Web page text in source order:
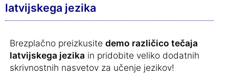
latvijskega jezika
Brezplačno preizkusite demo različico tečaja
latvijskega jezika in pridobite veliko dodatnih
skrivnostnih nasvetov za učenje jezikov!